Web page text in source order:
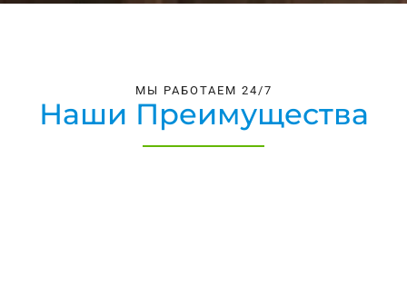
МЫ РАБОТАЕМ 24/7
Наши Преимущества